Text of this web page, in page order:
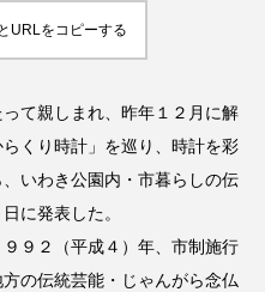
URLをコピーする
て親しまれ、昨年１２月に解
くり時計」を巡り、時計を彩
いわき公園内・市暮らしの伝
に発表した。
９２（平成４）年、市制施行
の伝統芸能・じゃんがら念仏